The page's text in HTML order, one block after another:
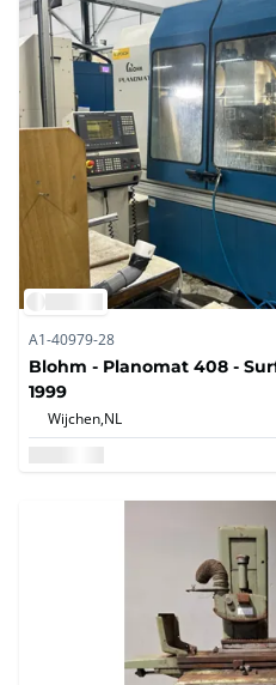
A1-40979-28
Blohm - Planomat 408 -
1999
Wijchen,NL